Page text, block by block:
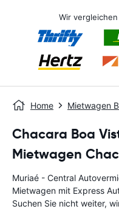
Wir
Home Mietwagen
Chacara Boa
Mietwagen
Muriaé - Central
Mietwagen mit Express
Suchen Sie nicht weiter,